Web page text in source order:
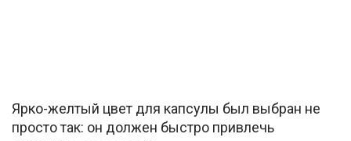
Ярко-желтый цвет для капсулы был выбран не
просто так: он должен быстро привлечь